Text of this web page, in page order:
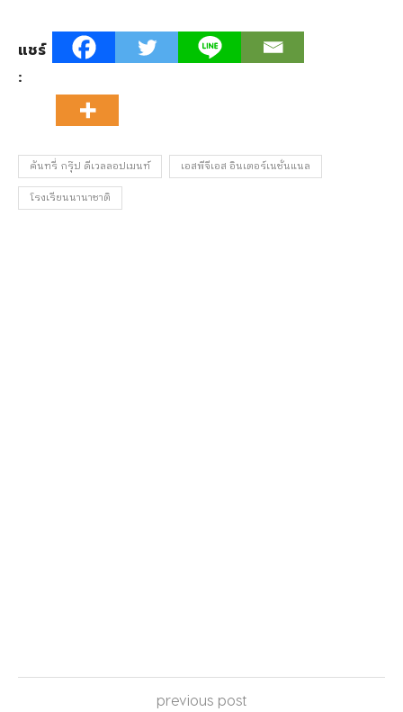
แชร์
:
คันทรี่ กรุ๊ป ดีเวลลอปเมนท์
เอสพีจีเอส อินเตอร์เนชั่นแนล
โรงเรียนนานาชาติ
previous post